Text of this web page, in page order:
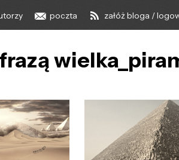
poczta załóż bloga /